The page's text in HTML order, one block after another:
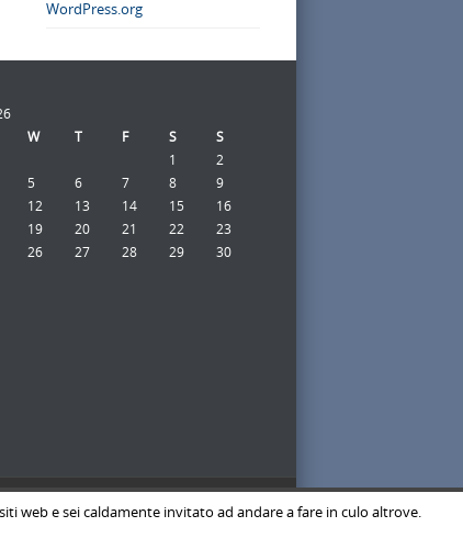
WordPress.org
W T F S S
1
2
5 6 7 8
9
12 13 14 15
16
19 20 21 22
23
26 27 28 29
30
web e sei caldamente invitato ad andare a fare in culo altrove.